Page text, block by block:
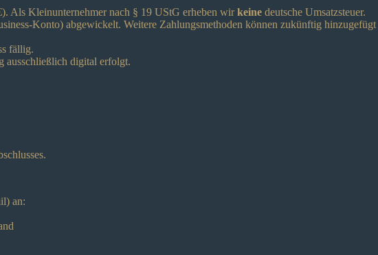
Als Kleinunternehmer nach § 19 UStG erheben wirkeine deutsche Umsatzsteuer.
Konto) abgewickelt. Weitere Zahlungsmethoden können zukünftig hinzugefügt
fällig.
ausschließlich digital erfolgt.
an: